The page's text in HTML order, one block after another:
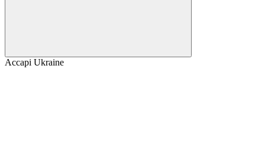
Accapi Ukraine